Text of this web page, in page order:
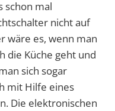
schon mal
nicht auf
wäre es, wenn man
die Küche geht und
sich sogar
mit Hilfe eines
Die elektronischen